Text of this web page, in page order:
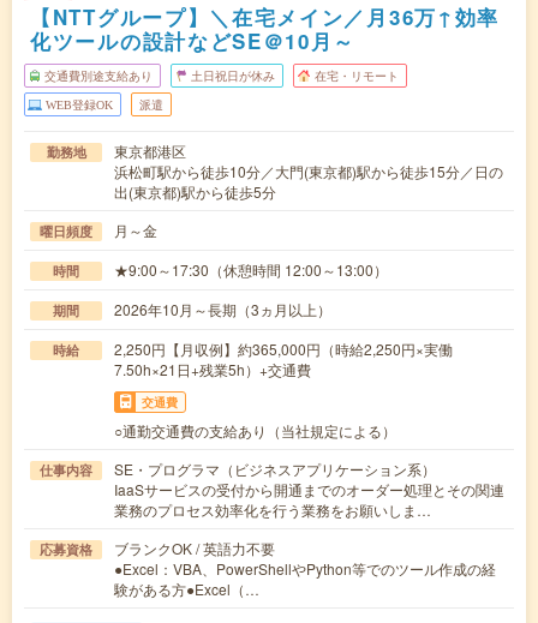
【NTTグループ】＼在宅メイン／月36万↑効率
化ツールの設計などSE＠10月～
交通費別途支給あり 土日祝日が休み 在宅・リモート
WEB登録OK 派遣
勤務地
東京都港区
浜松町駅から徒歩10分／大門(東京都)駅から徒歩15分／日の
出(東京都)駅から徒歩5分
曜日頻度 月～金
時間 ★9:00～17:30（休憩時間 12:00～13:00）
期間 2026年10月～長期（3ヵ月以上）
時給
2,250円【月収例】約365,000円（時給2,250円×実働
7.50h×21日+残業5h）+交通費
交通費
○通勤交通費の支給あり（当社規定による）
仕事内容
SE・プログラマ（ビジネスアプリケーション系）
IaaSサービスの受付から開通までのオーダー処理とその関連
業務のプロセス効率化を行う業務をお願いしま…
応募資格
ブランクOK / 英語力不要
●Excel：VBA、PowerShellやPython等でのツール作成の経
験がある方●Excel（…